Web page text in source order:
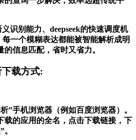
识别能力、deepseek的快速调度机
一个模糊表达都能被智能解析成明
信息匹配，省时又省力。
载方式:
”手机浏览器（例如百度浏览器）。
载的应用的全名，点击下载链接，下